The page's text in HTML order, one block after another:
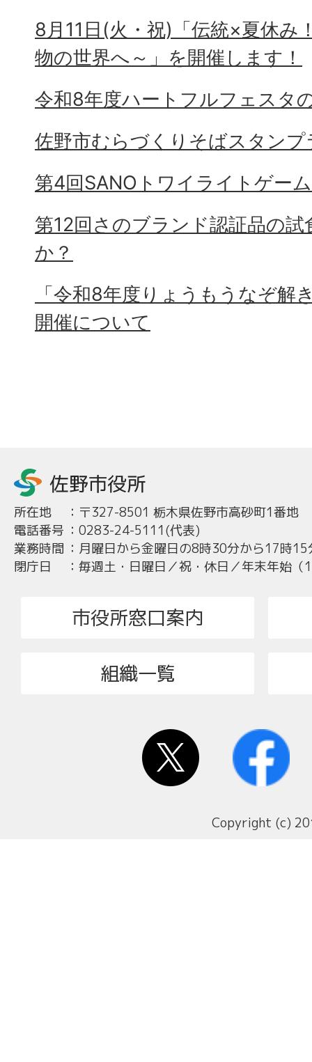
8月11日(火・祝)「伝統×夏休み
物の世界へ～」を開催します！
令和8年度ハートフルフェスタ
佐野市むらづくりそばスタンプ
第4回SANOトワイライトゲー
第12回さのブランド認証品の
か？
「令和8年度りょうもうなぞ解
開催について
所在地 ： 〒327-8501 栃木県佐野市高砂町1番地
電話番号 ： 0283-24-5111(代表)
業務時間 ： 月曜日から金曜日の8時30分から17時15
閉庁日
： 毎週土・日曜日／祝・休日／年末年始
市役所窓口案内
組織一覧
Copyright (c)